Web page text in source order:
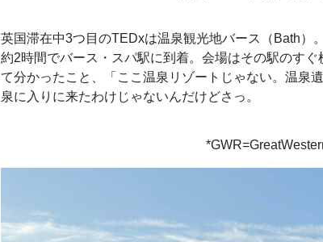
英国滞在中3つ目のTEDxは温泉観光地バース（Bath
約2時間でバース・スパ駅に到着。会場はその駅のす
て分かったこと、「ここ温泉リゾートじゃない。温泉
泉に入りに来たわけじゃないんだけどさっ。